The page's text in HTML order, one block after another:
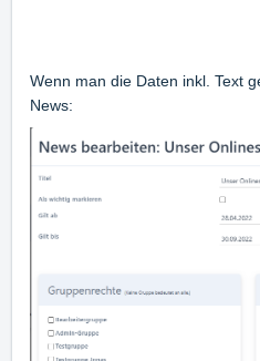
Wenn man die Daten inkl. Text
News: